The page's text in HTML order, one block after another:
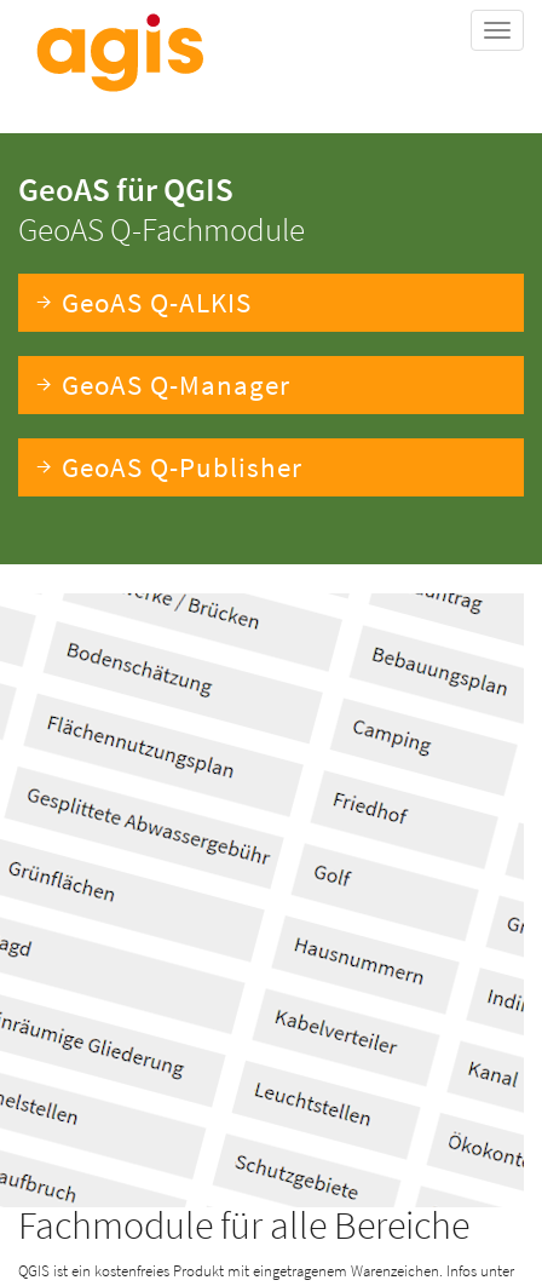
GeoAS für QGIS
GeoAS Q-Fachmodule
GeoAS Q-ALKIS
GeoAS Q-Manager
GeoAS Q-Publisher
Fachmodule für alle Bereiche
QGIS ist ein kostenfreies Produkt mit eingetragenem Warenzeichen. Infos unter